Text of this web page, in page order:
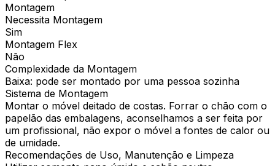
Montagem
Necessita Montagem
Sim
Montagem Flex
Não
Complexidade da Montagem
Baixa: pode ser montado por uma pessoa sozinha
Sistema de Montagem
Montar o móvel deitado de costas. Forrar o chão com o
papelão das embalagens, aconselhamos a ser feita por
um profissional, não expor o móvel a fontes de calor ou
de umidade.
Recomendações de Uso, Manutenção e Limpeza